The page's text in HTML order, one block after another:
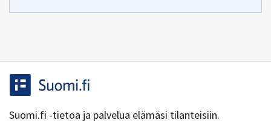
Suomi.fi -tietoa ja palvelua elämäsi tilanteisiin.